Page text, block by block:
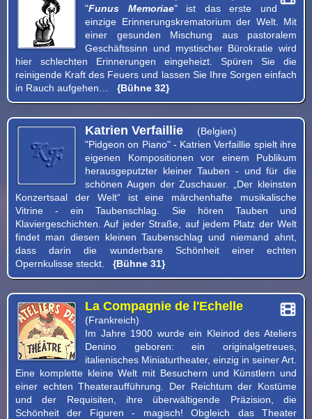
"Funus Memoriae" ist das erste und
einzige Erinnerungskrematorium der Welt. Mit
einer gesunden Mischung aus pastoralem
Geschäftssinn und mystischer Bürokratie wird
hier schlechten Erinnerungen eingeheizt. Spüren Sie die
reinigende Kraft des Feuers und lassen Sie Ihre Sorgen einfach
in Rauch aufgehen… {Bühne 32}
Katrien Verfaillie
(Belgien)
"Pidgeon on Piano" - Katrien Verfaillie spielt ihre
eigenen Kompositionen vor einem Publikum
herausgeputzter kleiner Tauben - und für die
schönen Augen der Zuschauer. „Der kleinsten
Konzertsaal der Welt“ ist eine märchenhafte musikalische
Vitrine - ein Taubenschlag. Sie hören Tauben und
Klaviergeschichten. Auf jeder Straße, auf jedem Platz der Welt
findet man diesen kleinen Taubenschlag und niemand ahnt,
dass darin die wunderbare Schönheit einer echten
Opernkulisse steckt. {Bühne 31}
La Compagnie de l'Echelle
(Frankreich)
Im Jahre 1900 wurde ein Kleinod des Ateliers
Denino geboren: ein originalgetreues,
italienisches Miniaturtheater, einzig in seiner Art.
Eine komplette kleine Welt mit Besuchern und Künstlern und
einer echten Theateraufführung. Der Reichtum der Kostüme
und der Requisiten, ihre überwältigende Präzision, die
Schönheit der Figuren - magisch! Obgleich das Theater